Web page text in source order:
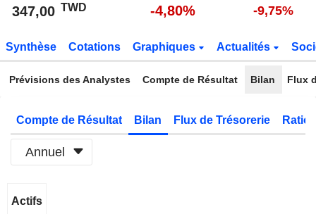
347,00 TWD -4,80% -9,75%
Synthèse Cotations Graphiques Actualités
Prévisions des Analystes Compte de Résultat Bilan Flux
Compte de Résultat Bilan Flux de Trésorerie
Annuel
Fiscale:
Actifs